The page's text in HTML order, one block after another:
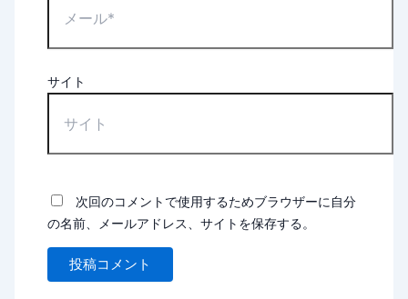
サイト
次回のコメントで使用するためブラウザーに自分
の名前、メールアドレス、サイトを保存する。